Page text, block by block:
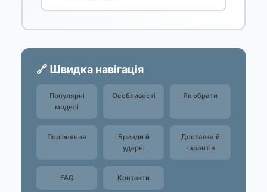
🔗 Швидка навігація
Популярні
моделі
Особливості Як обрати
Порівняння
Бренди й
ударні
Доставка й
гарантія
FAQ Контакти